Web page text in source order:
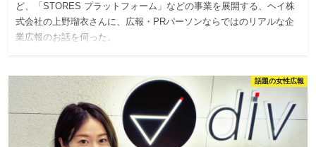
ど、「STORES プラットフォーム」などの事業を展開する、ヘイ株
式会社の上野瑠衣さんに、広報・PRパーソンならではのリアルな企
業広報のお話を伺った。
話題の女性広報